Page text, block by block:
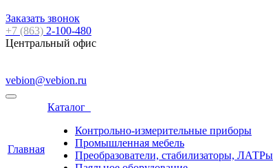
Заказать звонок
+7 (863) 2-100-480
Центральный офис
vebion@vebion.ru
Главная
Каталог
Контрольно-измерительные приборы
Промышленная мебель
Преобразователи, стабилизаторы, ЛАТРы